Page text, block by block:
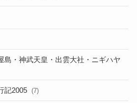
島・神武天皇・出雲大社・ニギハヤ
記2005 (7)